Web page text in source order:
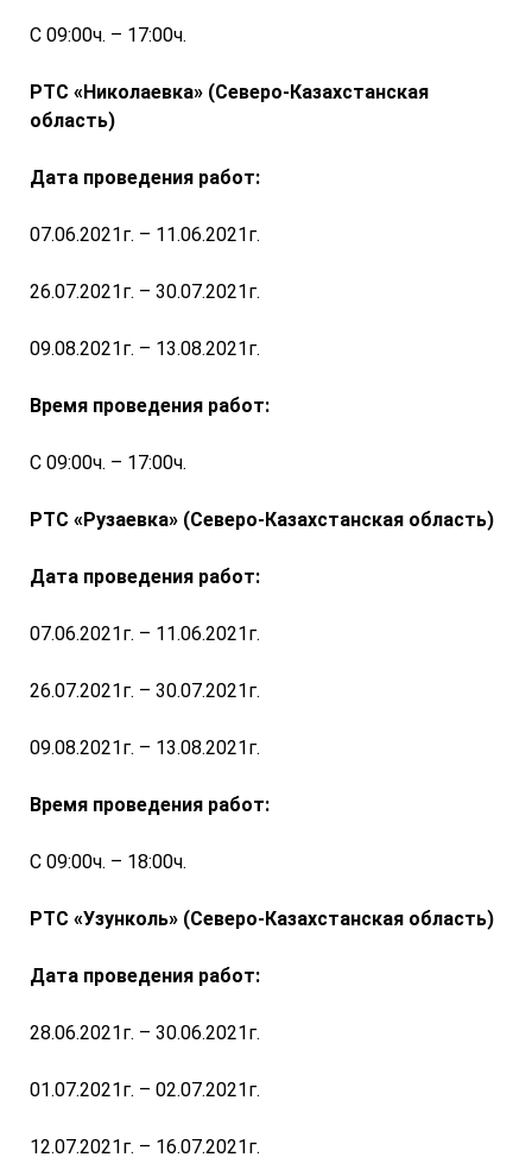
С 09:00ч. – 17:00ч.
РТС «Николаевка» (Северо-Казахстанская
область)
Дата проведения работ:
07.06.2021г. – 11.06.2021г.
26.07.2021г. – 30.07.2021г.
09.08.2021г. – 13.08.2021г.
Время проведения работ:
С 09:00ч. – 17:00ч.
РТС «Рузаевка» (Северо-Казахстанская область)
Дата проведения работ:
07.06.2021г. – 11.06.2021г.
26.07.2021г. – 30.07.2021г.
09.08.2021г. – 13.08.2021г.
Время проведения работ:
С 09:00ч. – 18:00ч.
РТС «Узунколь» (Северо-Казахстанская область)
Дата проведения работ:
28.06.2021г. – 30.06.2021г.
01.07.2021г. – 02.07.2021г.
12.07.2021г. – 16.07.2021г.